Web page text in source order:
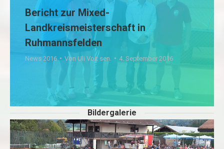
Bericht zur Mixed-
Landkreismeisterschaft in
Ruhmannsfelden
News 2016 Von Uli Voit sen. 4. September 2016
Bildergalerie